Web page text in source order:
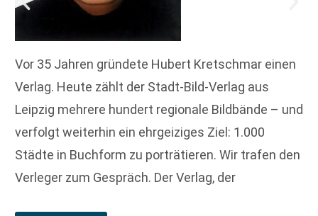
Vor 35 Jahren gründete Hubert Kretschmar einen
Verlag. Heute zählt der Stadt-Bild-Verlag aus
Leipzig mehrere hundert regionale Bildbände – und
verfolgt weiterhin ein ehrgeiziges Ziel: 1.000
Städte in Buchform zu porträtieren. Wir trafen den
Verleger zum Gespräch. Der Verlag, der